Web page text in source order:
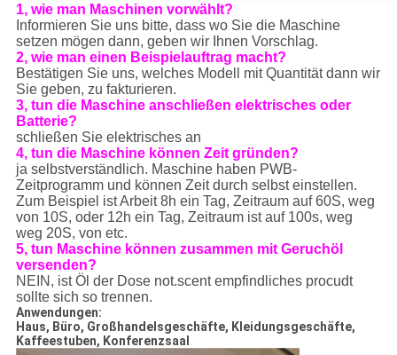
1, wie man Maschinen vorwählt?
Informieren Sie uns bitte, dass wo Sie die Maschine
setzen mögen dann, geben wir Ihnen Vorschlag.
2, wie man einen Beispielauftrag macht?
Bestätigen Sie uns, welches Modell mit Quantität dann wir
Sie geben, zu fakturieren.
3, tun die Maschine anschließen elektrisches oder
Batterie?
schließen Sie elektrisches an
4, tun die Maschine können Zeit gründen?
ja selbstverständlich. Maschine haben PWB-
Zeitprogramm und können Zeit durch selbst einstellen.
Zum Beispiel ist Arbeit 8h ein Tag, Zeitraum auf 60S, weg
von 10S, oder 12h ein Tag, Zeitraum ist auf 100s, weg
weg 20S, von etc.
5, tun Maschine können zusammen mit Geruchöl
versenden?
NEIN, ist Öl der Dose not.scent empfindliches procudt
sollte sich so trennen.
Anwendungen:
Haus, Büro, Großhandelsgeschäfte, Kleidungsgeschäfte,
Kaffeestuben, Konferenzsaal